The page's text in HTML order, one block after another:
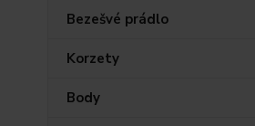
Bezešvé prádlo
Korzety
Body